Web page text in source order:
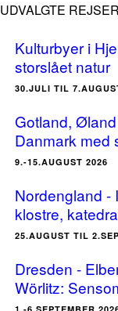
UDVALGTE REJSER
Kulturbyer i
storslået natur
30.JULI TIL
Gotland,
Danmark med
9.-15.AUGUST 2026
Nordengland -
klostre,
25.AUGUST TIL
Dresden -
Wörlitz: